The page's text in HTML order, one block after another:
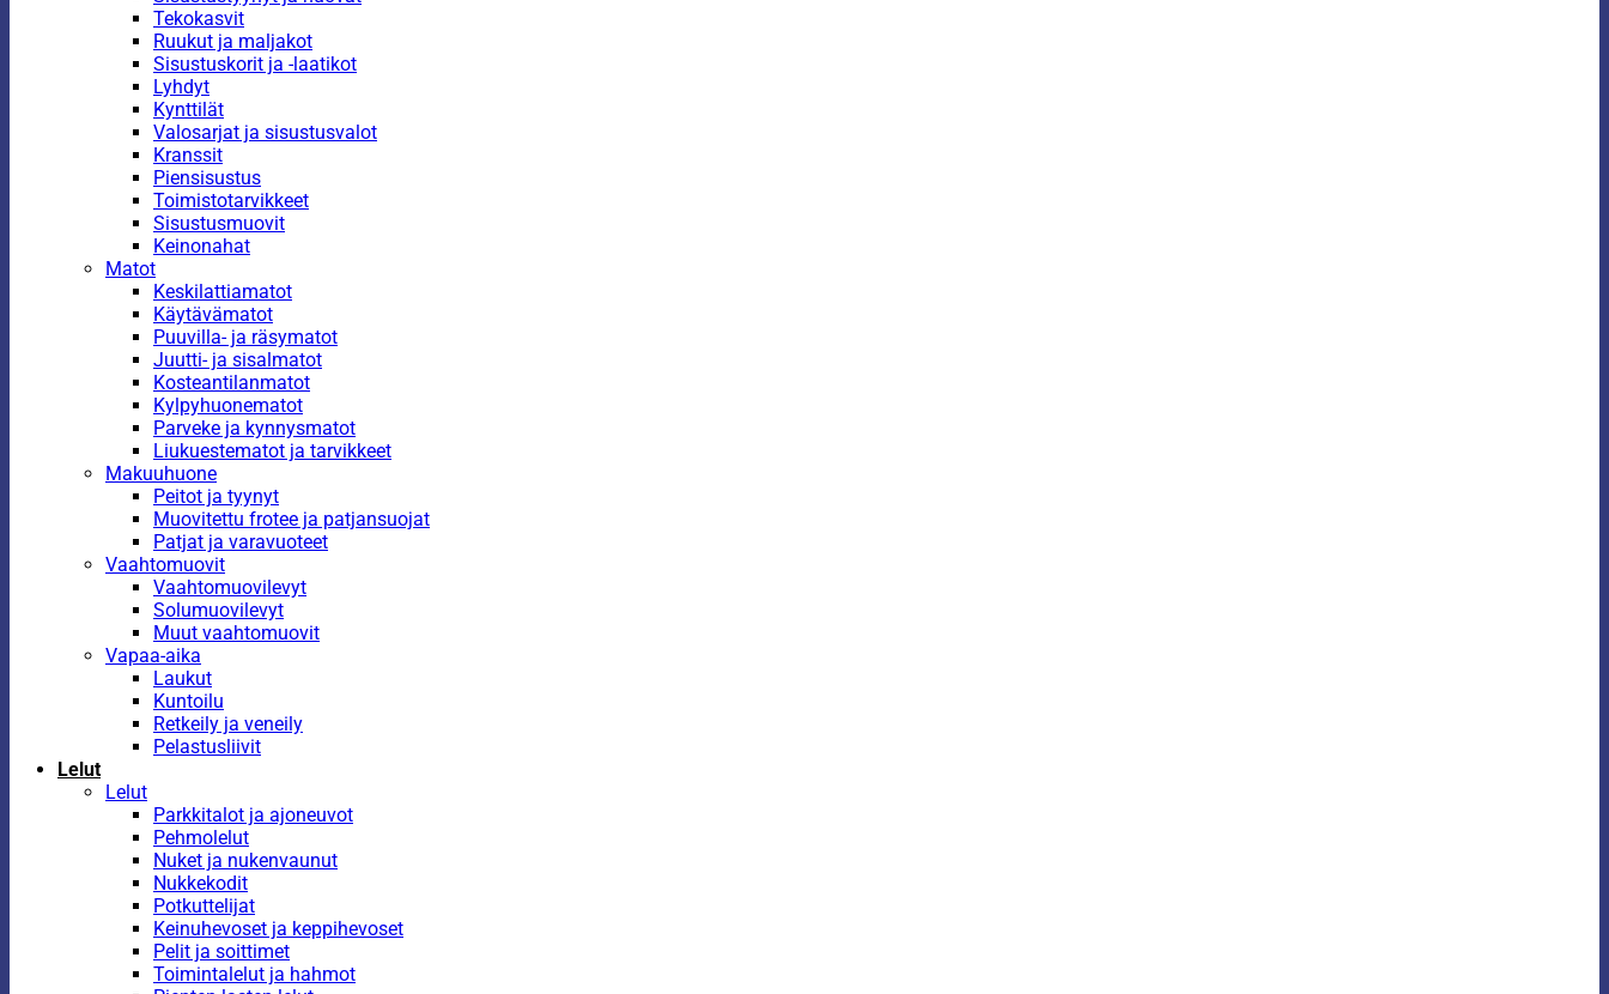
Tekokasvit
Ruukut ja maljakot
Sisustuskorit ja -laatikot
Lyhdyt
Kynttilät
Valosarjat ja sisustusvalot
Kranssit
Piensisustus
Toimistotarvikkeet
Sisustusmuovit
Keinonahat
Matot
Keskilattiamatot
Käytävämatot
Puuvilla- ja räsymatot
Juutti- ja sisalmatot
Kosteantilanmatot
Kylpyhuonematot
Parveke ja kynnysmatot
Liukuestematot ja tarvikkeet
Makuuhuone
Peitot ja tyynyt
Muovitettu frotee ja patjansuojat
Patjat ja varavuoteet
Vaahtomuovit
Vaahtomuovilevyt
Solumuovilevyt
Muut vaahtomuovit
Vapaa-aika
Laukut
Kuntoilu
Retkeily ja veneily
Pelastusliivit
Lelut
Lelut
Parkkitalot ja ajoneuvot
Pehmolelut
Nuket ja nukenvaunut
Nukkekodit
Potkuttelijat
Keinuhevoset ja keppihevoset
Pelit ja soittimet
Toimintalelut ja hahmot